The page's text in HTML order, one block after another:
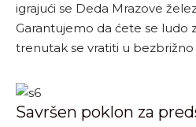
igrajući se Deda Mrazove
Garantujemo da ćete se ludo
trenutak se vratiti u
Savršen poklon za